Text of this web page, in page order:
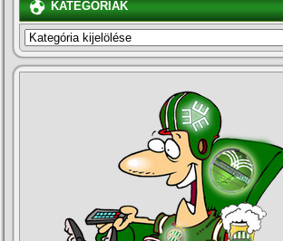
KATEGÓRIÁK
KATEGÓRIÁK